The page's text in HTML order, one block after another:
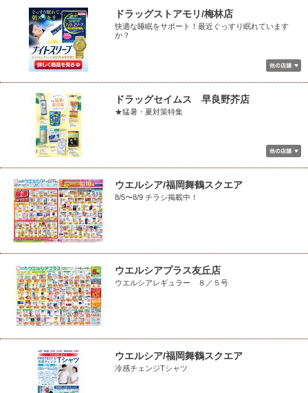
ドラッグストアモリ/梅林店
快適な睡眠をサポート！最近ぐっすり眠れています
か？
ドラッグセイムス 早良野芥店
★猛暑・夏対策特集
ウエルシア/福岡舞鶴スクエア
8/5〜8/9 チラシ掲載中！
ウエルシアプラス友丘店
ウエルシアレギュラー ８／５号
ウエルシア/福岡舞鶴スクエア
冷感チェンジTシャツ